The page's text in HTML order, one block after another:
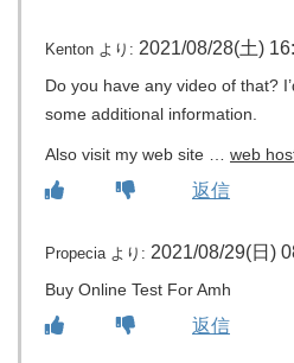
Kenton より: 2021/08/28(土)
Do you have any video of that?
some additional information.
Also visit my web site … web
返信
Propecia より: 2021/08/29(日)
Buy Online Test For Amh
返信